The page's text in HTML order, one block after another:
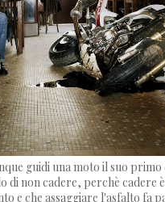
guidi una moto il suo primo
di non cadere, perchè cadere
e che assaggiare l'asfalto fa